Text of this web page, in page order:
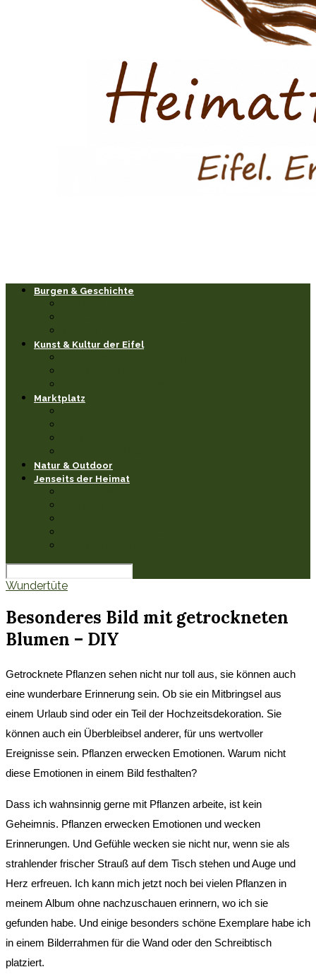
Burgen & Geschichte
Kunst & Kultur der Eifel
Marktplatz
Natur & Outdoor
Jenseits der Heimat
Wundertüte
Besonderes Bild mit getrockneten
Blumen – DIY
Getrocknete Pflanzen sehen nicht nur toll aus, sie können auch
eine wunderbare Erinnerung sein. Ob sie ein Mitbringsel aus
einem Urlaub sind oder ein Teil der Hochzeitsdekoration. Sie
können auch ein Überbleibsel anderer, für uns wertvoller
Ereignisse sein. Pflanzen erwecken Emotionen. Warum nicht
diese Emotionen in einem Bild festhalten?
Dass ich wahnsinnig gerne mit Pflanzen arbeite, ist kein
Geheimnis. Pflanzen erwecken Emotionen und wecken
Erinnerungen. Und Gefühle wecken sie nicht nur, wenn sie als
strahlender frischer Strauß auf dem Tisch stehen und Auge und
Herz erfreuen. Ich kann mich jetzt noch bei vielen Pflanzen in
meinem Album ohne nachzuschauen erinnern, wo ich sie
gefunden habe. Und einige besonders schöne Exemplare habe ich
in einem Bilderrahmen für die Wand oder den Schreibtisch
platziert.